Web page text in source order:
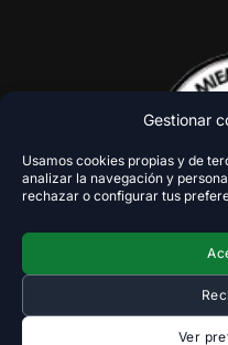
Gestionar
Usamos cookies propias y de
analizar la navegación y
rechazar o configurar tus
Ver